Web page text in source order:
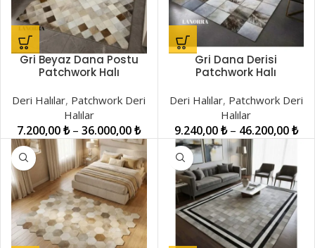
Gri Beyaz Dana Postu
Patchwork Halı
Deri Halılar, Patchwork Deri
Halılar
7.200,00₺ –36.000,00₺
Gri Dana Derisi
Patchwork Halı
Deri Halılar, Patchwork Deri
Halılar
9.240,00₺ – 46.200,00₺